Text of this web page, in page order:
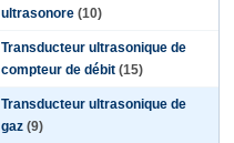
ultrasonore (10)
Transducteur ultrasonique de
compteur de débit (15)
Transducteur ultrasonique de
gaz (9)